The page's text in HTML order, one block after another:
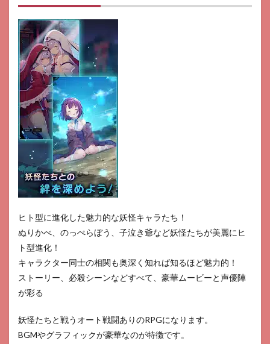
ヒト型に進化した魅力的な妖怪キャラたち！
ぬりかべ、のっぺらぼう、子泣き爺など妖怪たちが美麗にヒ
ト型進化！
キャラクター同士の相関も奥深く知れば知るほど魅力的！
ストーリー、必殺シーンなどすべて、豪華ムービーと声優陣
が彩る
妖怪たちと戦うオート戦闘ありのRPGになります。
BGMやグラフィックが豪華なのが特徴です。